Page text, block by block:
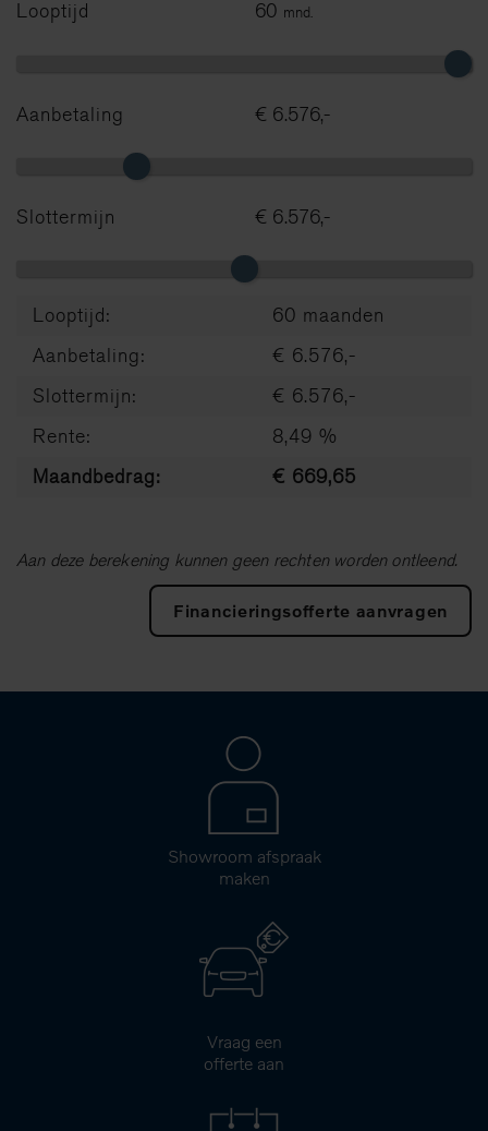
Looptijd 60 mnd.
Aanbetaling € 6.576,-
Slottermijn € 6.576,-
Looptijd:
60 maanden
Aanbetaling:
€ 6.576,-
Slottermijn:
€ 6.576,-
Rente:
8,49 %
Maandbedrag:
€ 669,65
Aan deze berekening kunnen geen rechten worden ontleend.
Financieringsofferte aanvragen
Showroom afspraak
maken
Vraag een
offerte aan